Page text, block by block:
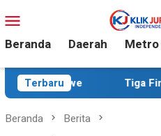
ke
kontenMobile
Beranda Daerah
Terbaru
Tiga Finisher Terbaik
Beranda Berita